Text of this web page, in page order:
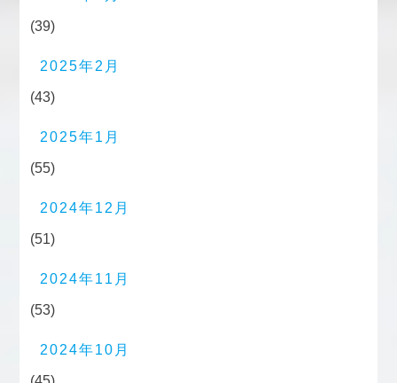
(39)
2025年2月
(43)
2025年1月
(55)
2024年12月
(51)
2024年11月
(53)
2024年10月